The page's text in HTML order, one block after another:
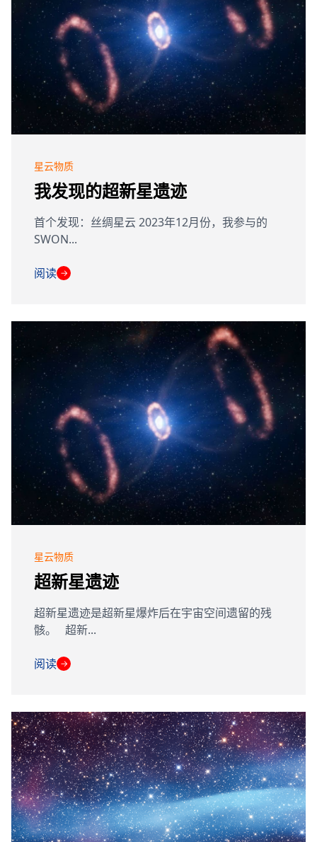
星云物质
我发现的超新星遗迹
首个发现：丝绸星云 2023年12月份，我参与的
SWON...
阅读 →
星云物质
超新星遗迹
超新星遗迹是超新星爆炸后在宇宙空间遗留的残
骸。 超新...
阅读 →